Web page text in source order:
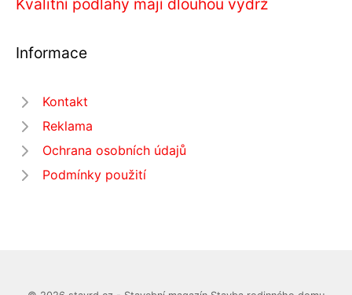
Kvalitní podlahy mají dlouhou výdrž
Informace
Kontakt
Reklama
Ochrana osobních údajů
Podmínky použití